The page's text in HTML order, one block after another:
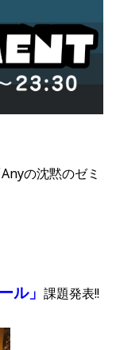
の沈黙のゼミ
ル」 課題発表!!